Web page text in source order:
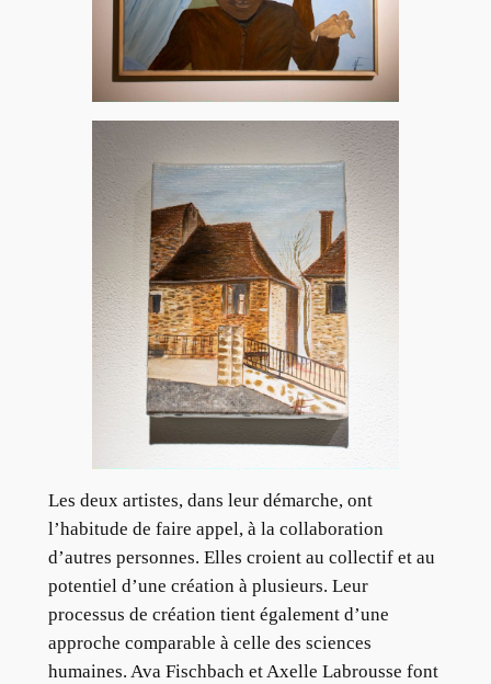
Les deux artistes, dans leur démarche, ont
l’habitude de faire appel, à la collaboration
d’autres personnes. Elles croient au collectif et au
potentiel d’une création à plusieurs. Leur
processus de création tient également d’une
approche comparable à celle des sciences
humaines. Ava Fischbach et Axelle Labrousse font